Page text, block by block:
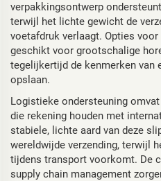
verpakkingsontwerp
terwijl het lichte gewicht de
voetafdruk verlaagt. Opties
geschikt voor grootschalige
tegelijkertijd de kenmerken van
opslaan.
Logistieke ondersteuning
die rekening houden met
stabiele, lichte aard van deze
wereldwijde verzending, terwijl
tijdens transport voorkomt. De
supply chain management